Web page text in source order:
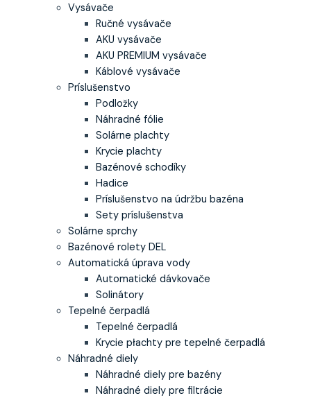
Vysávače
Ručné vysávače
AKU vysávače
AKU PREMIUM vysávače
Káblové vysávače
Príslušenstvo
Podložky
Náhradné fólie
Solárne plachty
Krycie plachty
Bazénové schodíky
Hadice
Príslušenstvo na údržbu bazéna
Sety príslušenstva
Solárne sprchy
Bazénové rolety DEL
Automatická úprava vody
Automatické dávkovače
Solinátory
Tepelné čerpadlá
Tepelné čerpadlá
Krycie płachty pre tepelné čerpadlá
Náhradné diely
Náhradné diely pre bazény
Náhradné diely pre filtrácie